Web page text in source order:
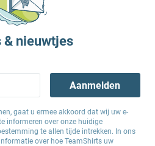
& nieuwtjes
Aanmelden
gaat u ermee akkoord dat wij uw e-
informeren over onze huidige
te allen tijde intrekken. In ons
over hoe TeamShirts uw